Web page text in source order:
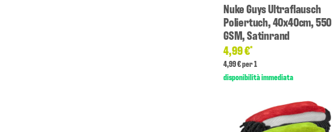
Nuke Guys Ultraflausch
Poliertuch, 40x40cm, 550
GSM, Satinrand
4,99 €*
4,99 € per 1
disponibilità immediata